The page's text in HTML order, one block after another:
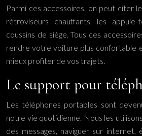
Parmi ces accessoires, on peut citer
rétroviseurs chauffants, les
coussins de siège. Tous ces
rendre votre voiture plus confortable
mieux profiter de vos trajets.
Le support pour
Les téléphones portables sont
notre vie quotidienne. Nous les
des messages, naviguer sur internet,